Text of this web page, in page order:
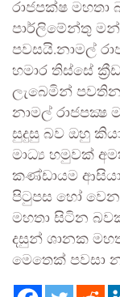
රාජපක්ෂ මහතා
පාර්ලිමේන්තු
පවසයි.නාමල්
හමාර තිස්සේ
ලැබෙමින්
නාමල් රාජපක්‍ෂ
සුදුසු බව ඔහු
මාධ්‍ය හමුවක්
කණ්ඩායම
පිටුපස හෝ
මහතා සිටින
දසුන් ශානක
මෙතෙක් පවසා